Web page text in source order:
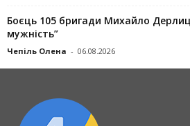
Боєць 105 бригади Михайло
мужність”
Чепіль Олена - 06.08.2026